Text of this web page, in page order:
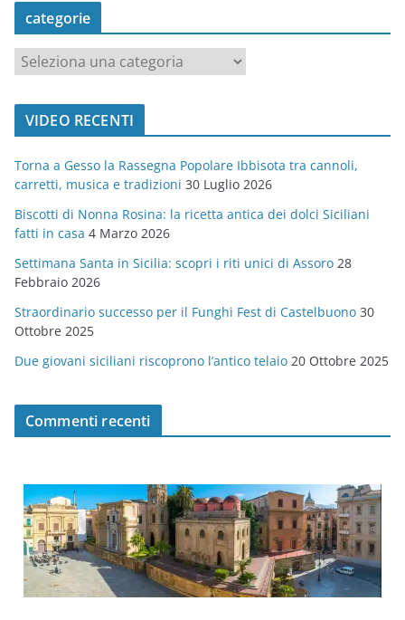
categorie
t
o
r
i
e
VIDEO RECENTI
Torna a Gesso la Rassegna Popolare Ibbisota tra cannoli,
carretti, musica e tradizioni 30 Luglio 2026
Biscotti di Nonna Rosina: la ricetta antica dei dolci Siciliani
fatti in casa 4 Marzo 2026
Settimana Santa in Sicilia: scopri i riti unici di Assoro 28
Febbraio 2026
Straordinario successo per il Funghi Fest di Castelbuono 30
Ottobre 2025
Due giovani siciliani riscoprono l’antico telaio 20 Ottobre 2025
Commenti recenti